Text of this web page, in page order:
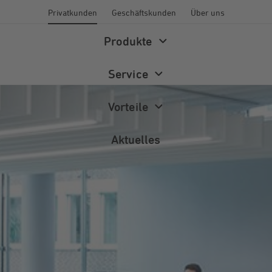
Privatkunden Geschäftskunden Über uns
Produkte
Service
Vorteile
Aktuelles